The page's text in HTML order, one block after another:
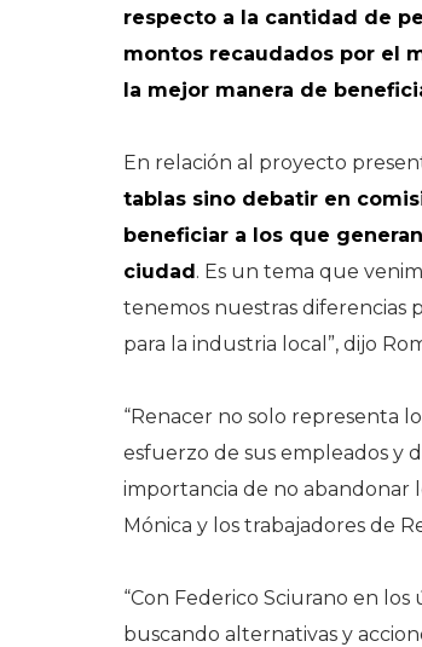
respecto a la cantidad de
montos recaudados por el
la mejor manera de
En relación al proyecto
tablas sino debatir en
beneficiar a los que
ciudad. Es un tema que
tenemos nuestras diferencias
para la industria local”, dijo
“Renacer no solo representa
esfuerzo de sus empleados y
importancia de no abandonar
Mónica y los trabajadores de
“Con Federico Sciurano en
buscando alternativas y